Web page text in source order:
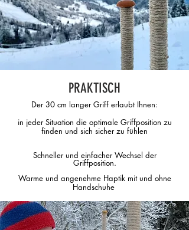
PRAKTISCH
Der 30 cm langer Griff erlaubt Ihnen:
in jeder Situation die optimale Griffposition zu
finden und sich sicher zu fühlen
Schneller und einfacher Wechsel der
Griffposition.
Warme und angenehme Haptik mit und ohne
Handschuhe